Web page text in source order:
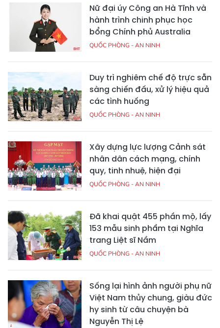
Nữ đại úy Công an Hà Tĩnh và
hành trình chinh phục học
bổng Chính phủ Australia
QUỐC PHÒNG - AN NINH
Duy trì nghiêm chế độ trực sẵn
sàng chiến đấu, xử lý hiệu quả
các tình huống
QUỐC PHÒNG - AN NINH
Xây dựng lực lượng Cảnh sát
nhân dân cách mạng, chính
quy, tinh nhuệ, hiện đại
QUỐC PHÒNG - AN NINH
Đã khai quật 455 phần mộ, lấy
153 mẫu sinh phẩm tại Nghĩa
trang Liệt sĩ Nầm
QUỐC PHÒNG - AN NINH
Sống lại hình ảnh người phụ nữ
Việt Nam thủy chung, giàu đức
hy sinh từ câu chuyện bà
Nguyễn Thị Lệ